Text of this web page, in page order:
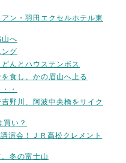
ン・羽田エクセルホテル東
へ
グ
んとハウステンボス
食し、かの眉山へ上る
・
野川、阿波中央橋をサイク
い？
演会！ＪＲ高松クレメント
冬の富士山